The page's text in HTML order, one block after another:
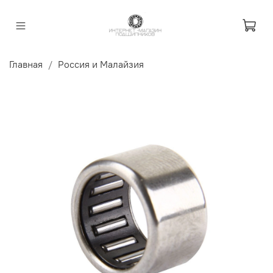
Главная Россия и Малайзия